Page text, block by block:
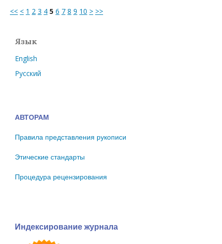
<< < 1 2 3 4 5 6 7 8 9 10 > >>
Язык
English
Русский
АВТОРАМ
Правила представления рукописи
Этические стандарты
Процедура рецензирования
Индексирование журнала